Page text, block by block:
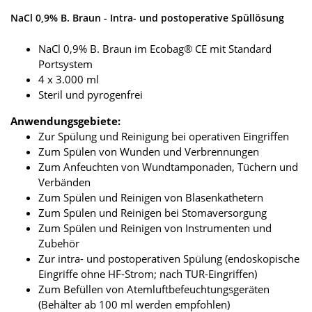
NaCl 0,9% B. Braun - Intra- und postoperative Spüllösung
NaCl 0,9% B. Braun im Ecobag® CE mit Standard
Portsystem
4 x 3.000 ml
Steril und pyrogenfrei
Anwendungsgebiete:
Zur Spülung und Reinigung bei operativen Eingriffen
Zum Spülen von Wunden und Verbrennungen
Zum Anfeuchten von Wundtamponaden, Tüchern und
Verbänden
Zum Spülen und Reinigen von Blasenkathetern
Zum Spülen und Reinigen bei Stomaversorgung
Zum Spülen und Reinigen von Instrumenten und
Zubehör
Zur intra- und postoperativen Spülung (endoskopische
Eingriffe ohne HF-Strom; nach TUR-Eingriffen)
Zum Befüllen von Atemluftbefeuchtungsgeräten
(Behälter ab 100 ml werden empfohlen)